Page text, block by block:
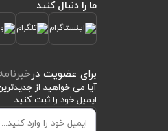
ما را دنبال کنید
برای عضویت در
آیا می خواهید از
ایمیل خود را ثبت کنید